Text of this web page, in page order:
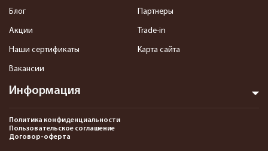
Информация
Блог
Акции
Наши сертификаты
Вакансии
Партнеры
Trade-in
Карта сайта
Политика конфиденциальности
Пользовательское соглашение
Договор-оферта